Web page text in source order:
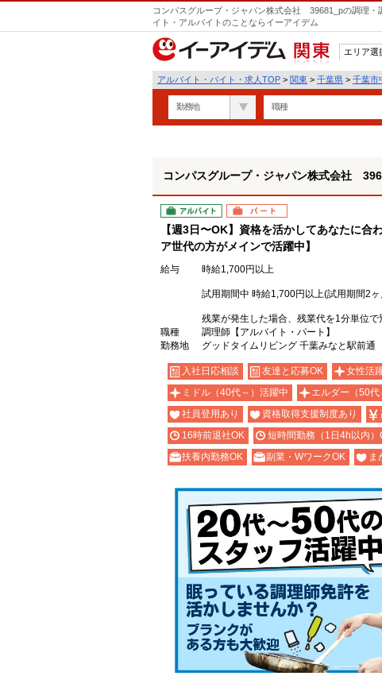
コンパスグループ・ジャパン株式会社 39681_pの調理
イト・アルバイトのことならイーアイデム
関東
エリア選
アルバイト・バイト・求人TOP > 関東 > 千葉県 > 千葉市
勤務地 職種
コンパスグループ・ジャパン株式会社
アルバイト パート
【週3日〜OK】資格を活かしてあなたに合
ア世代の方がメインで活躍中】
給与 時給1,700円以上
試用期間中 時給1,700円以上(試用期間2
残業が発生した場合、残業代を1分単位で
職種
調理師【アルバイト・パート】
勤務地
グッドタイムリビング 千葉みなと駅前
入社日応相談 友達と応募OK 女性活
ミドル（40代～）活躍中
エルダー（50代
社員登用あり
資格取得支援制度あり
16時前退社OK
短時間勤務（1日4h以内）
扶養内勤務OK
副業・WワークOK ま